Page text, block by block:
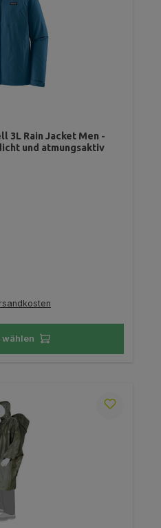
3L Rain Jacket Men -
und atmungsaktiv
verfügbar.)
wählen